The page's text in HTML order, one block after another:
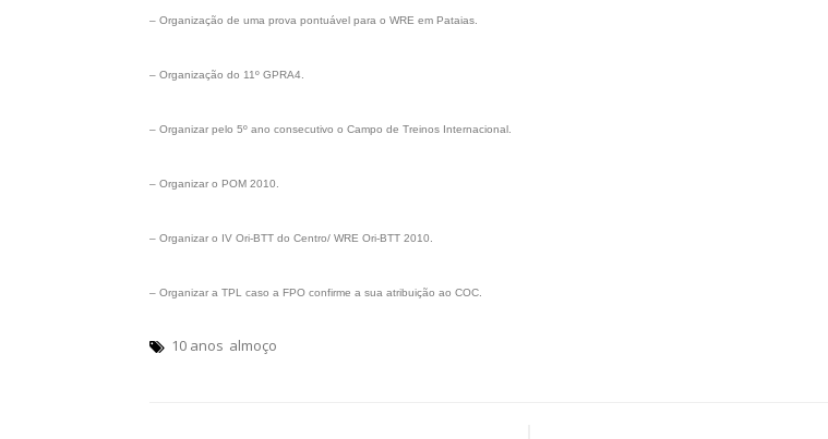
– Organização de uma prova pontuável para o WRE em Pataias.
– Organização do 11º GPRA4.
– Organizar pelo 5º ano consecutivo o Campo de Treinos Internacional.
– Organizar o POM 2010.
– Organizar o IV Ori-BTT do Centro/ WRE Ori-BTT 2010.
– Organizar a TPL caso a FPO confirme a sua atribuição ao COC.
10 anos almoço